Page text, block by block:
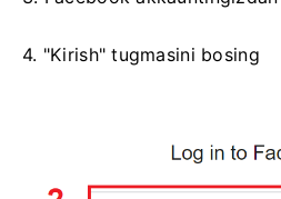
4. "Kirish" tugmasini bosing